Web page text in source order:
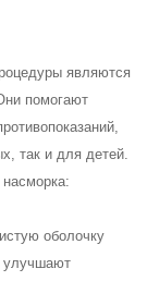
являются
помогают
так и для детей.
оболочку
улучшают